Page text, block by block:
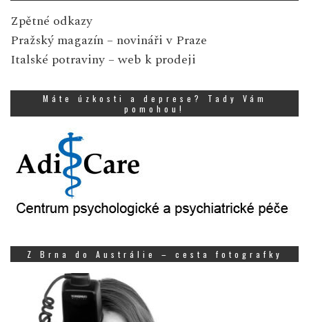
Zpětné odkazy
Pražský magazín – novináři v Praze
Italské potraviny – web k prodeji
Máte úzkosti a deprese? Tady Vám
pomohou!
Z Brna do Austrálie – cesta fotografky